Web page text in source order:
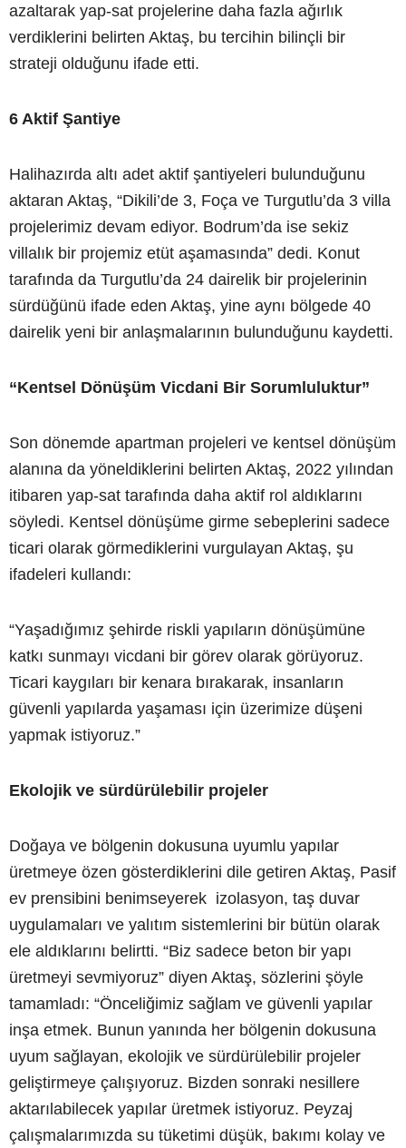
azaltarak yap-sat projelerine daha fazla ağırlık
verdiklerini belirten Aktaş, bu tercihin bilinçli bir
strateji olduğunu ifade etti.
6 Aktif Şantiye
Halihazırda altı adet aktif şantiyeleri bulunduğunu
aktaran Aktaş, “Dikili’de 3, Foça ve Turgutlu’da 3 villa
projelerimiz devam ediyor. Bodrum’da ise sekiz
villalık bir projemiz etüt aşamasında” dedi. Konut
tarafında da Turgutlu’da 24 dairelik bir projelerinin
sürdüğünü ifade eden Aktaş, yine aynı bölgede 40
dairelik yeni bir anlaşmalarının bulunduğunu kaydetti.
“Kentsel Dönüşüm Vicdani Bir Sorumluluktur”
Son dönemde apartman projeleri ve kentsel dönüşüm
alanına da yöneldiklerini belirten Aktaş, 2022 yılından
itibaren yap-sat tarafında daha aktif rol aldıklarını
söyledi. Kentsel dönüşüme girme sebeplerini sadece
ticari olarak görmediklerini vurgulayan Aktaş, şu
ifadeleri kullandı:
“Yaşadığımız şehirde riskli yapıların dönüşümüne
katkı sunmayı vicdani bir görev olarak görüyoruz.
Ticari kaygıları bir kenara bırakarak, insanların
güvenli yapılarda yaşaması için üzerimize düşeni
yapmak istiyoruz.”
Ekolojik ve sürdürülebilir projeler
Doğaya ve bölgenin dokusuna uyumlu yapılar
üretmeye özen gösterdiklerini dile getiren Aktaş, Pasif
ev prensibini benimseyerek izolasyon, taş duvar
uygulamaları ve yalıtım sistemlerini bir bütün olarak
ele aldıklarını belirtti. “Biz sadece beton bir yapı
üretmeyi sevmiyoruz” diyen Aktaş, sözlerini şöyle
tamamladı: “Önceliğimiz sağlam ve güvenli yapılar
inşa etmek. Bunun yanında her bölgenin dokusuna
uyum sağlayan, ekolojik ve sürdürülebilir projeler
geliştirmeye çalışıyoruz. Bizden sonraki nesillere
aktarılabilecek yapılar üretmek istiyoruz. Peyzaj
çalışmalarımızda su tüketimi düşük, bakımı kolay ve